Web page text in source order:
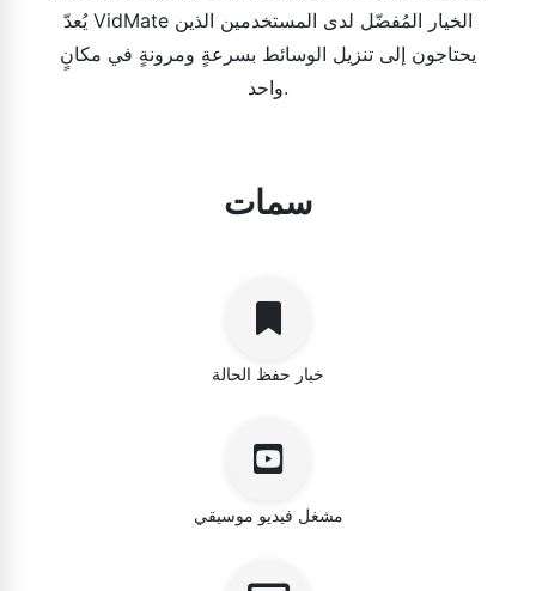
يُعدّ VidMate الخيار المُفضّل لدى المستخدمين الذين
يحتاجون إلى تنزيل الوسائط بسرعةٍ ومرونةٍ في مكانٍ
واحد.
سمات
خيار حفظ الحالة
مشغل فيديو موسيقي